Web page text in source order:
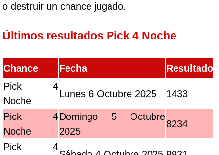
o destruir un chance jugado.
Últimos resultados Pick 4 Noche
Chance Fecha
Resultado
Pick 4
Noche
Lunes 6 Octubre 2025 1433
Pick 4
Noche
Domingo 5 Octubre
2025
8234
Pick 4